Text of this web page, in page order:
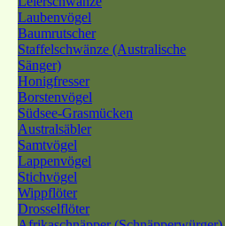
Laubenvögel
Baumrutscher
Staffelschwänze (Australische
Sänger)
Honigfresser
Borstenvögel
Südsee-Grasmücken
Australsäbler
Samtvögel
Lappenvögel
Stichvögel
Wippflöter
Drosselflöter